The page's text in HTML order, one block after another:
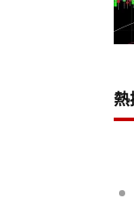
熱